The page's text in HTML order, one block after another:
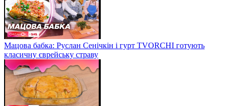
Мацова бабка: Руслан Сенічкін і гурт TVORCHI готують
класичну єврейську страву